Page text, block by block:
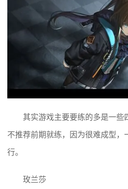
其实游戏主要要练的多是一些
不推荐前期就练，因为很难成型，
行。
玫兰莎